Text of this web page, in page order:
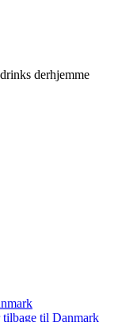
derhjemme
til Danmark